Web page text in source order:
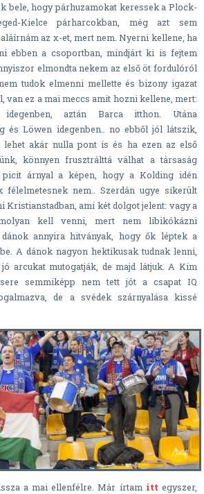
bele, hogy párhuzamokat keressek a Plock-
Kielce párharcokban, még azt sem
az x-et, mert nem. Nyerni kellene, ha
ebben a csoportban, mindjárt ki is fejtem
elmondta nekem az első öt fordulóról
tudok elmenni mellette és bizony igazat
van ez a mai meccs amit hozni kellene, mert:
aztán Barca itthon. Utána
és Löwen idegenben.. no ebből jól látszik,
lehet akár nulla pont is és ha ezen az első
könnyen frusztrálttá válhat a társaság
picit árnyal a képen, hogy a Kolding idén
félelmetesnek nem.. Szerdán ugye sikerült
Kristianstadban, ami két dolgot jelent: vagy a
kell venni, mert nem libikókázni
annyira hitványak, hogy ők léptek a
A dánok nagyon hektikusak tudnak lenni,
arcukat mutogatják, de majd látjuk. A Kim
semmiképp nem tett jót a csapat IQ
de a svédek szárnyalása kissé
a mai ellenfélre. Már írtam ittegyszer,